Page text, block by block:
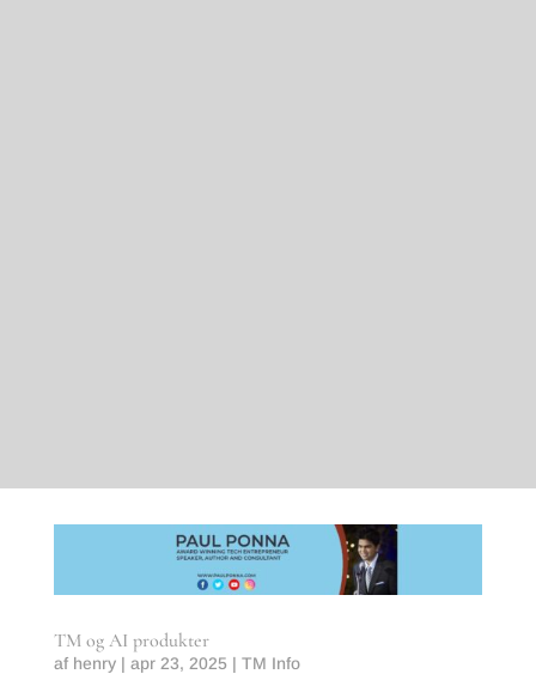
TM og AI produkter
af henry| apr 23, 2025 | TM Info